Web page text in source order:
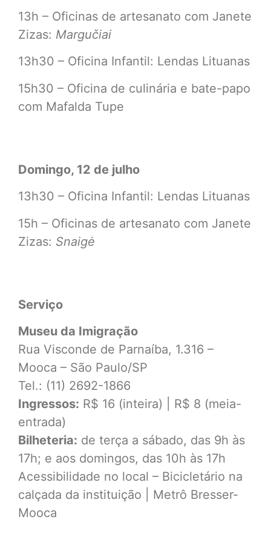
13h – Oficinas de artesanato com Janete
Zizas: Margučiai
13h30 – Oficina Infantil: Lendas Lituanas
15h30 – Oficina de culinária e bate-papo
com Mafalda Tupe
Domingo, 12 de julho
13h30 – Oficina Infantil: Lendas Lituanas
15h – Oficinas de artesanato com Janete
Zizas: Snaigė
Serviço
Museu da Imigração
Rua Visconde de Parnaíba, 1.316 –
Mooca – São Paulo/SP
Tel.: (11) 2692-1866
Ingressos: R$ 16 (inteira) | R$ 8 (meia-
entrada)
Bilheteria: de terça a sábado, das 9h às
17h; e aos domingos, das 10h às 17h
Acessibilidade no local – Bicicletário na
calçada da instituição | Metrô Bresser-
Mooca